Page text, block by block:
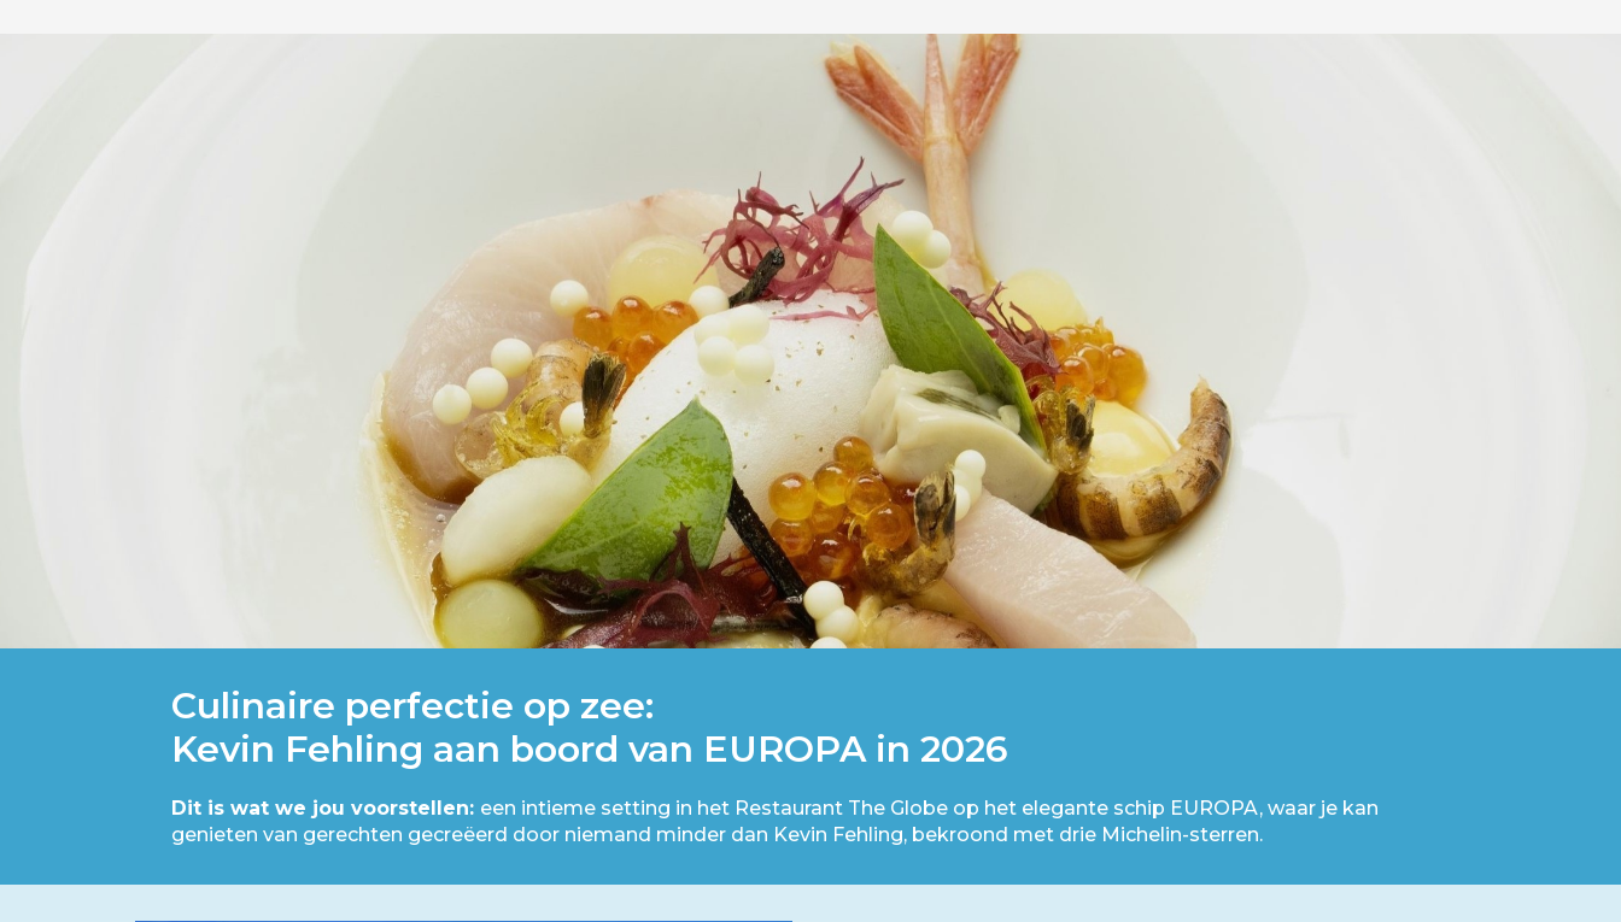
Culinaire perfectie op zee:
Kevin Fehling aan boord van EUROPA in 2026
Dit is wat we jou voorstellen: een intieme setting in het Restaurant The Globe op het elegante schip EUROPA, waar je kan
genieten van gerechten gecreëerd door niemand minder dan Kevin Fehling, bekroond met drie Michelin-sterren.